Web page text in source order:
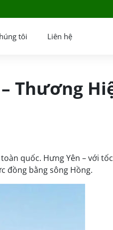
tôi Liên hệ
Thương
quốc. Hưng Yên – với
đồng bằng sông Hồng.